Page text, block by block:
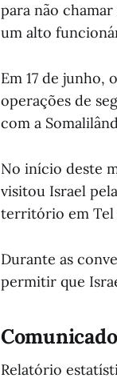
para não
um alto
Em 17 de junho,
operações de
com a
No início deste
visitou Israel
território em Tel
Durante as
permitir que
Relatório